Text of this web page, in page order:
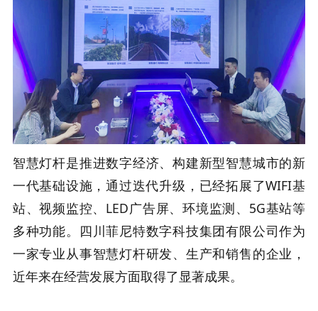
智慧灯杆是推进数字经济、构建新型智慧城市的新
一代基础设施，通过迭代升级，已经拓展了WIFI基
站、视频监控、LED广告屏、环境监测、5G基站等
多种功能。四川菲尼特数字科技集团有限公司作为
一家专业从事智慧灯杆研发、生产和销售的企业，
近年来在经营发展方面取得了显著成果。